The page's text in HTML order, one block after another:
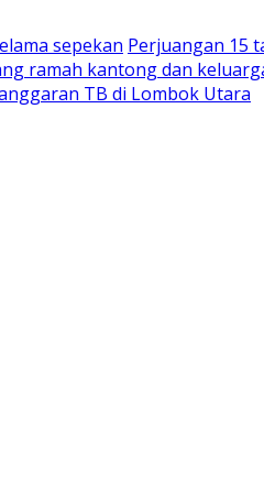
sepekan Perjuangan 15
ramah kantong dan
TB di Lombok Utara